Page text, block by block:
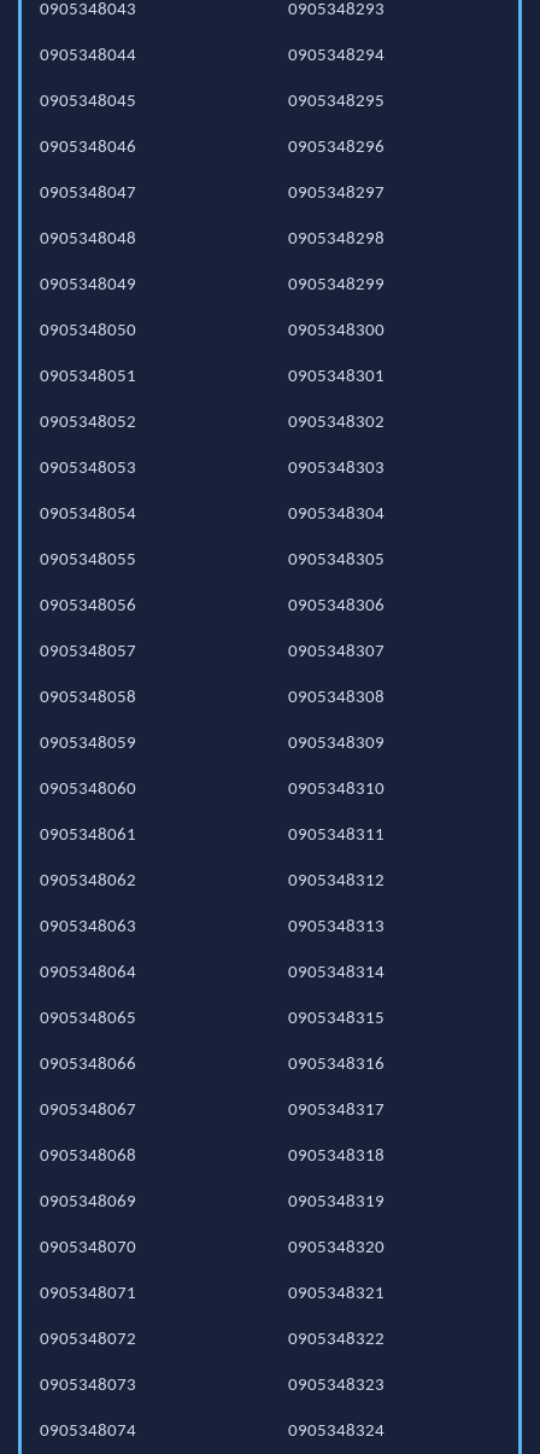
0905348043
0905348044
0905348045
0905348046
0905348047
0905348048
0905348049
0905348050
0905348051
0905348052
0905348053
0905348054
0905348055
0905348056
0905348057
0905348058
0905348059
0905348060
0905348061
0905348062
0905348063
0905348064
0905348065
0905348066
0905348067
0905348068
0905348069
0905348070
0905348071
0905348072
0905348073
0905348074
0905348293
0905348294
0905348295
0905348296
0905348297
0905348298
0905348299
0905348300
0905348301
0905348302
0905348303
0905348304
0905348305
0905348306
0905348307
0905348308
0905348309
0905348310
0905348311
0905348312
0905348313
0905348314
0905348315
0905348316
0905348317
0905348318
0905348319
0905348320
0905348321
0905348322
0905348323
0905348324